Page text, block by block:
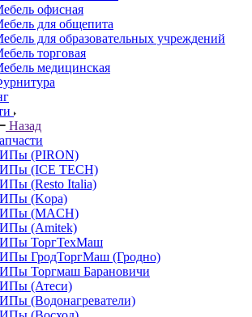
офисная
для общепита
для образовательных учреждений
торговая
медицинская
Назад
(PIRON)
(ICE TECH)
(Resto Italia)
(Kopa)
(MACH)
(Amitek)
ТоргТехМаш
ГродТоргМаш (Гродно)
Торгмаш Барановичи
(Атеси)
(Водонагреватели)